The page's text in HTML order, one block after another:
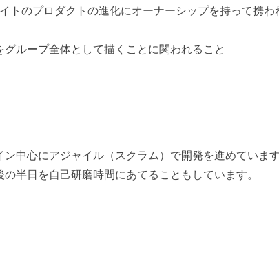
トのプロダクトの進化にオーナーシップを持って携わ
ループ全体として描くことに関われること
中心にアジャイル（スクラム）で開発を進めていま
半日を自己研磨時間にあてることもしています。